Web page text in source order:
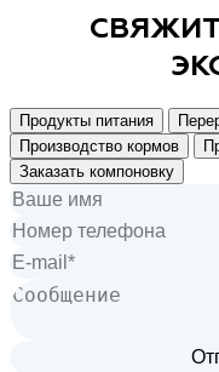
Продукты питания
Производство кормов
Заказать компоновку